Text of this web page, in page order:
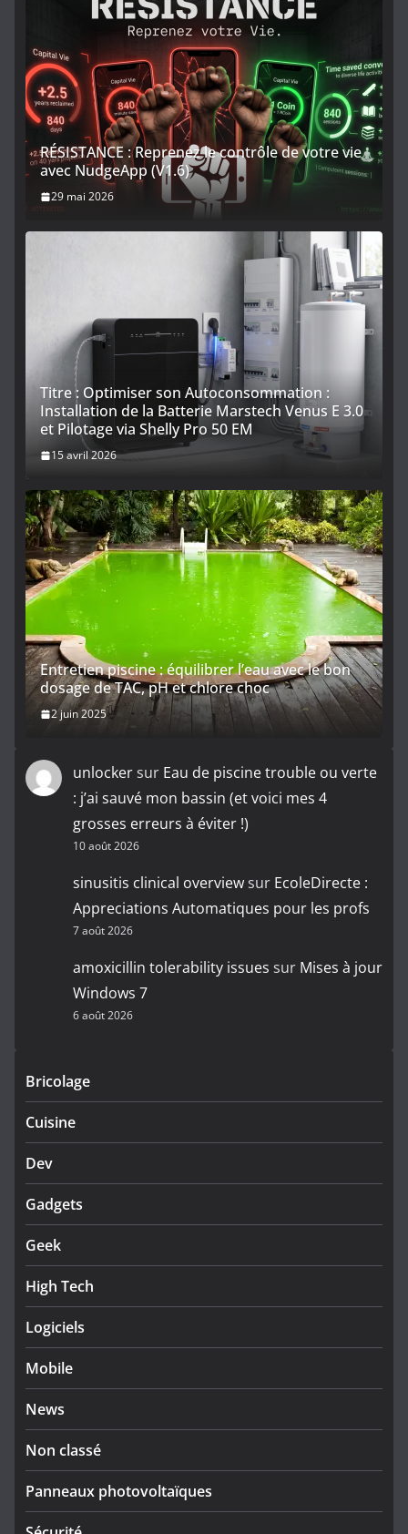
RÉSISTANCE : Reprenez le contrôle de votre vie
avec NudgeApp (V1.6)
29 mai 2026
Titre : Optimiser son Autoconsommation :
Installation de la Batterie Marstech Venus E 3.0
et Pilotage via Shelly Pro 50 EM
15 avril 2026
Entretien piscine : équilibrer l’eau avec le bon
dosage de TAC, pH et chlore choc
2 juin 2025
unlockersur Eau de piscine trouble ou verte
: j’ai sauvé mon bassin (et voici mes 4
grosses erreurs à éviter !)
10 août 2026
sinusitis clinical overviewsur EcoleDirecte :
Appreciations Automatiques pour les profs
7 août 2026
amoxicillin tolerability issues sur Mises à jour
Windows 7
6 août 2026
Bricolage
Cuisine
Dev
Gadgets
Geek
High Tech
Logiciels
Mobile
News
Non classé
Panneaux photovoltaïques